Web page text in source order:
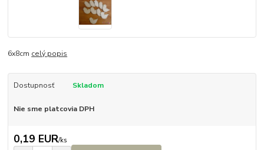
6x8cm celý popis
Dostupnosť Skladom
Nie sme platcovia DPH
0,19 EUR/ks